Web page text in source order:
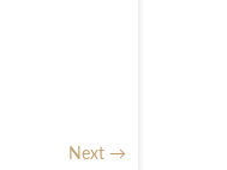
Next →